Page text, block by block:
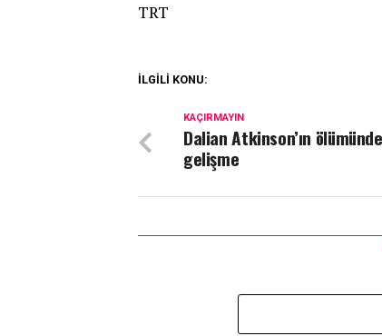
TRT
İLGİLİ KONU:
KAÇIRMAYIN
Dalian Atkinson’ın
gelişme